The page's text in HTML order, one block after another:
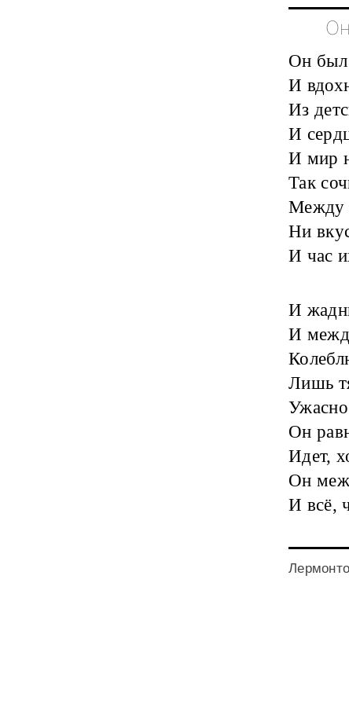
Он был
И
Из
И
И мир
Так
Между
Ни
И час
И
И
Лишь
Ужасно
Он
Идет,
Он меж
И всё,